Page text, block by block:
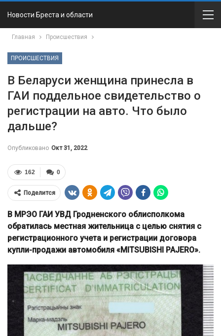
Новости Бреста и области
Главная Происшествия
ПРОИСШЕСТВИЯ
В Беларуси женщина принесла в
ГАИ поддельное свидетельство о
регистрации на авто. Что было
дальше?
Опубликовано Окт 31, 2022
0
162
Поделится
В МРЭО ГАИ УВД Гродненского облисполкома
обратилась местная жительница с целью снятия с
регистрационного учета и регистрации договора
купли-продажи автомобиля «MITSUBISHI PAJERO».